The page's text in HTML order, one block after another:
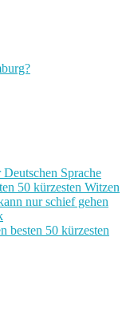
Sprache
50 kürzesten Witzen
nur schief gehen
besten 50 kürzesten